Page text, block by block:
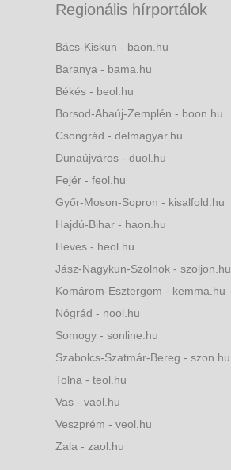
Regionális hírportálok
Bács-Kiskun - baon.hu
Baranya - bama.hu
Békés - beol.hu
Borsod-Abaúj-Zemplén - boon.hu
Csongrád - delmagyar.hu
Dunaújváros - duol.hu
Fejér - feol.hu
Győr-Moson-Sopron - kisalfold.hu
Hajdú-Bihar - haon.hu
Heves - heol.hu
Jász-Nagykun-Szolnok - szoljon.hu
Komárom-Esztergom - kemma.hu
Nógrád - nool.hu
Somogy - sonline.hu
Szabolcs-Szatmár-Bereg - szon.hu
Tolna - teol.hu
Vas - vaol.hu
Veszprém - veol.hu
Zala - zaol.hu